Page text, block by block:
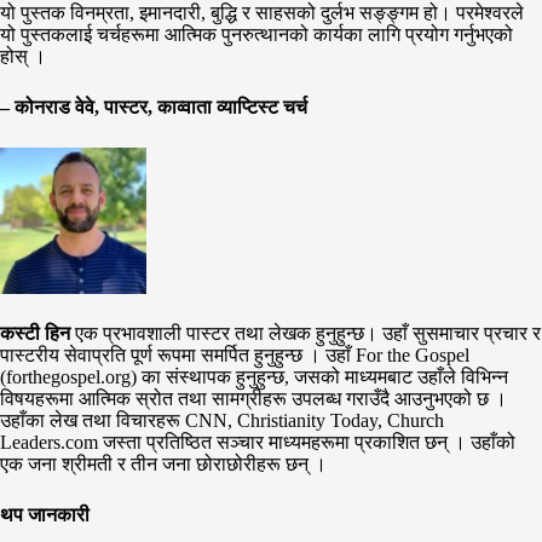
यो पुस्तक विनम्रता, इमानदारी, बुद्धि र साहसको दुर्लभ सङ्ङ्गम हो। परमेश्वरले
यो पुस्तकलाई चर्चहरूमा आत्मिक पुनरुत्थानको कार्यका लागि प्रयोग गर्नुभएको
होस् ।
– कोनराड वेवे, पास्टर, काव्वाता व्याप्टिस्ट चर्च
कस्टी हिनएक प्रभावशाली पास्टर तथा लेखक हुनुहुन्छ। उहाँ सुसमाचार प्रचार र
पास्टरीय सेवाप्रति पूर्ण रूपमा समर्पित हुनुहुन्छ । उहाँ For the Gospel
(forthegospel.org) का संस्थापक हुनुहुन्छ, जसको माध्यमबाट उहाँले विभिन्न
विषयहरूमा आत्मिक स्रोत तथा सामग्रीहरू उपलब्ध गराउँदै आउनुभएको छ ।
उहाँका लेख तथा विचारहरू CNN, Christianity Today, Church
Leaders.com जस्ता प्रतिष्ठित सञ्चार माध्यमहरूमा प्रकाशित छन् । उहाँको
एक जना श्रीमती र तीन जना छोराछोरीहरू छन् ।
थप जानकारी